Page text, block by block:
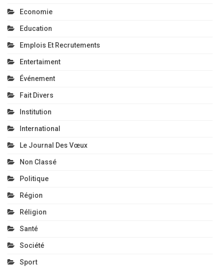
Economie
Education
Emplois Et Recrutements
Entertaiment
Événement
Fait Divers
Institution
International
Le Journal Des Vœux
Non Classé
Politique
Région
Réligion
Santé
Société
Sport